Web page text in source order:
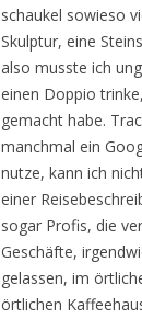
schaukel sowieso
Skulptur, eine
also musste ich
einen Doppio
gemacht habe.
manchmal ein
nutze, kann ich
einer
sogar Profis, die
Geschäfte,
gelassen, im
örtlichen